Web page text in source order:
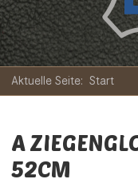
Aktuelle Seite: Start
A
52CM